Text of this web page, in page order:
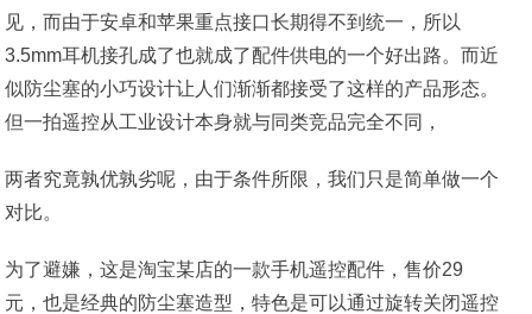
见，而由于安卓和苹果重点接口长期得不到统一，所以
3.5mm耳机接孔成了也就成了配件供电的一个好出路。而近
似防尘塞的小巧设计让人们渐渐都接受了这样的产品形态。
但一拍遥控从工业设计本身就与同类竞品完全不同，
两者究竟孰优孰劣呢，由于条件所限，我们只是简单做一个
对比。
为了避嫌，这是淘宝某店的一款手机遥控配件，售价29
元，也是经典的防尘塞造型，特色是可以通过旋转关闭遥控